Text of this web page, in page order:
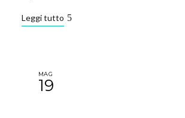
Leggi tutto
MAG
19